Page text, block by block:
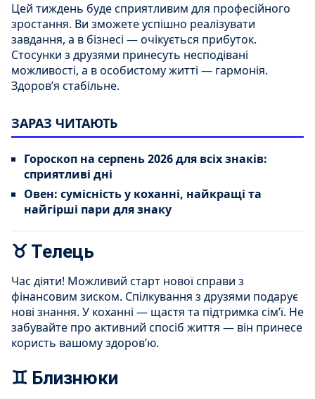
Цей тиждень буде сприятливим для професійного
зростання. Ви зможете успішно реалізувати
завдання, а в бізнесі — очікується прибуток.
Стосунки з друзями принесуть несподівані
можливості, а в особистому житті — гармонія.
Здоров’я стабільне.
ЗАРАЗ ЧИТАЮТЬ
Гороскоп на серпень 2026 для всіх знаків:
сприятливі дні
Овен: сумісність у коханні, найкращі та
найгірші пари для знаку
♉ Телець
Час діяти! Можливий старт нової справи з
фінансовим зиском. Спілкування з друзями подарує
нові знання. У коханні — щастя та підтримка сім’ї. Не
забувайте про активний спосіб життя — він принесе
користь вашому здоров’ю.
♊ Близнюки